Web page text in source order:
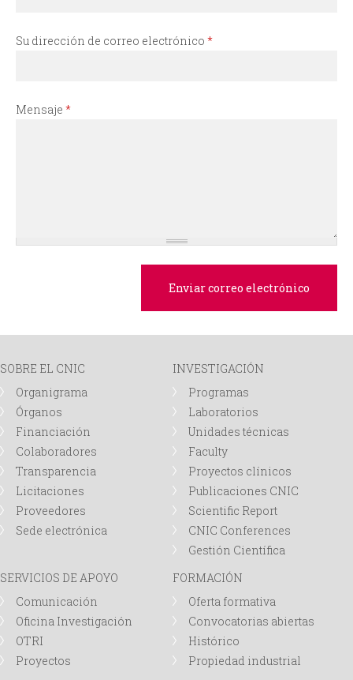
o
q
u
a
Su dirección de correo electrónico *
Mensaje *
SOBRE EL CNIC
Organigrama
Órganos
Financiación
Colaboradores
Transparencia
Licitaciones
Proveedores
Sede electrónica
INVESTIGACIÓN
Programas
Laboratorios
Unidades técnicas
Faculty
Proyectos clínicos
Publicaciones CNIC
Scientific Report
CNIC Conferences
Gestión Científica
SERVICIOS DE APOYO
Comunicación
Oficina Investigación
OTRI
Proyectos
FORMACIÓN
Oferta formativa
Convocatorias abiertas
Histórico
Propiedad industrial